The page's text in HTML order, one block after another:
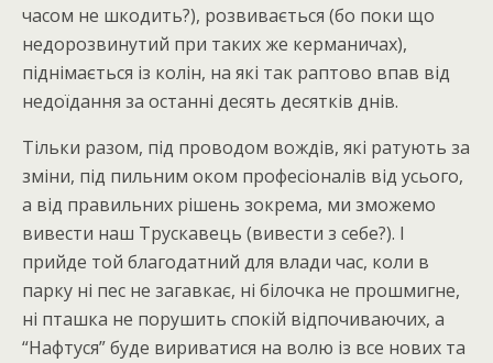
часом не шкодить?), розвивається (бо поки що
недорозвинутий при таких же керманичах),
піднімається із колін, на які так раптово впав від
недоїдання за останні десять десятків днів.
Тільки разом, під проводом вождів, які ратують за
зміни, під пильним оком професіоналів від усього,
а від правильних рішень зокрема, ми зможемо
вивести наш Трускавець (вивести з себе?). І
прийде той благодатний для влади час, коли в
парку ні пес не загавкає, ні білочка не прошмигне,
ні пташка не порушить спокій відпочиваючих, а
“Нафтуся” буде вириватися на волю із все нових та